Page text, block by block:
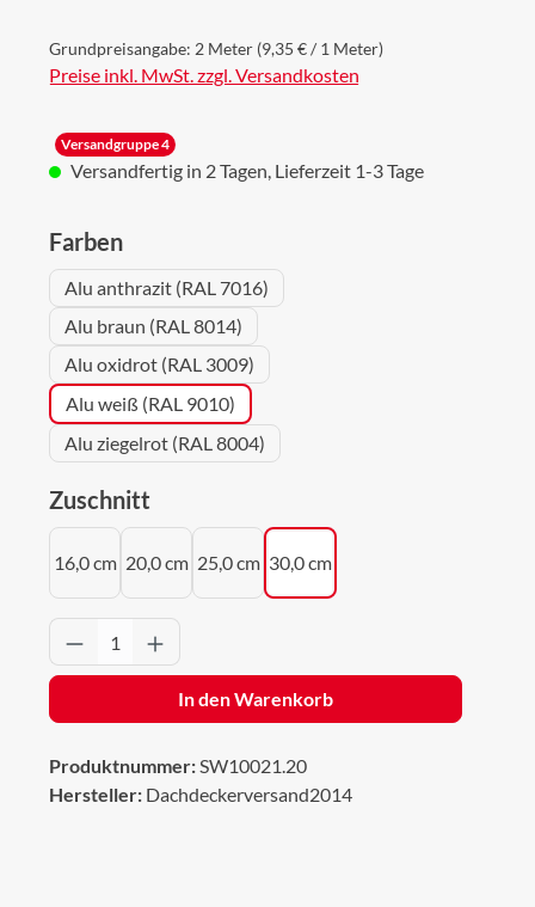
Grundpreisangabe: 2 Meter (9,35 € / 1 Meter)
Preise inkl. MwSt. zzgl. Versandkosten
Versandgruppe 4
Versandfertig in 2 Tagen, Lieferzeit 1-3 Tage
Farbenauswählen
Alu anthrazit (RAL 7016)
Alu braun (RAL 8014)
Alu oxidrot (RAL 3009)
Alu weiß (RAL 9010)
Alu ziegelrot (RAL 8004)
Zuschnitt
16,0 cm 20,0 cm 25,0 cm 30,0 cm
Produkt Anzahl: Gib den gewünschten
In den Warenkorb
Produktnummer:SW10021.20
Hersteller: Dachdeckerversand2014